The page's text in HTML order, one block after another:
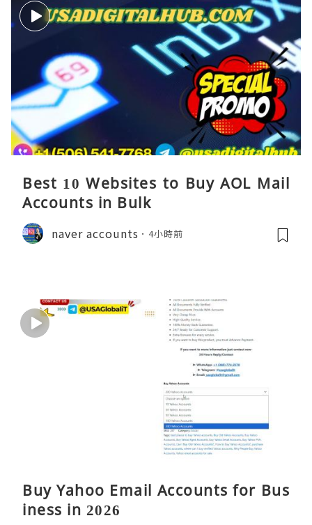
Best 10 Websites to Buy AOL Mail
Accounts in Bulk
naver accounts 4小時前
Buy Yahoo Email Accounts for Bus
iness in 2026